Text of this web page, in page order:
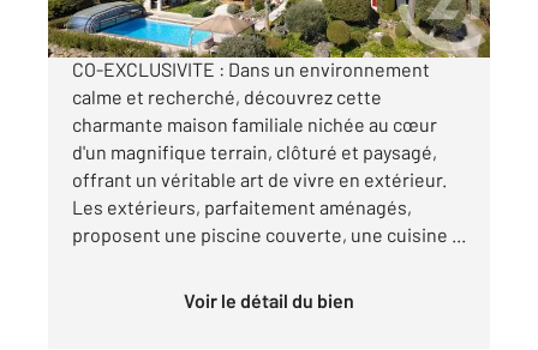
CO-EXCLUSIVITE : Dans un environnement
calme et recherché, découvrez cette
charmante maison familiale nichée au cœur
d'un magnifique terrain, clôturé et paysagé,
offrant un véritable art de vivre en extérieur.
Les extérieurs, parfaitement aménagés,
proposent une piscine couverte, une cuisine ...
Voir le détail du bien